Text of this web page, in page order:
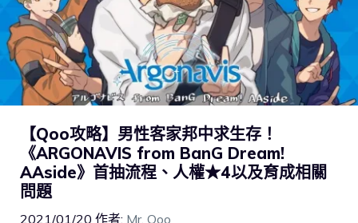
【Qoo攻略】男性客家邦中求生存！
《ARGONAVIS from BanG Dream!
AAside》首抽流程、人權★4以及育成相關
問題
2021/01/20 作者: Mr. Qoo